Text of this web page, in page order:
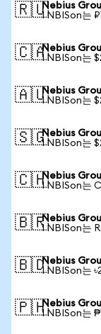
🇷🇺Nebius
1 NBISon는
🇨🇦Nebius
1 NBISon는
🇦🇺Nebius
1 NBISon는
🇸🇬Nebius
1 NBISon는
🇨🇭Nebius
1 NBISon는
🇧🇷Nebius
1 NBISon는
🇧🇩Nebius
1 NBISon는
🇵🇭Nebius
1 NBISon는